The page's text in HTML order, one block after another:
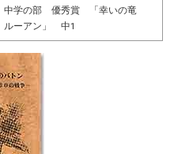
中学の部 優秀賞 「幸いの竜
ルーアン」 中1